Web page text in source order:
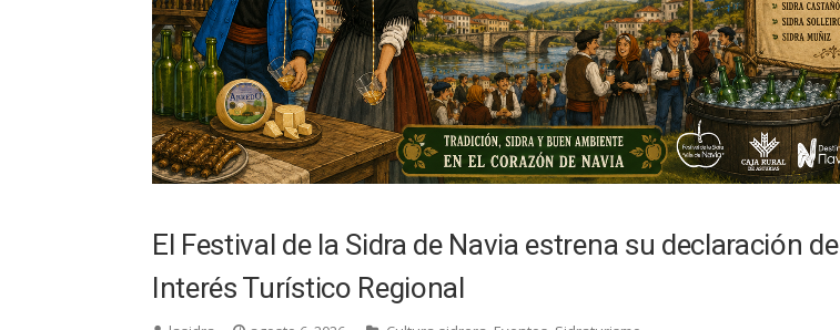
El Festival de la Sidra de Navia estrena su declaración de
Interés Turístico Regional